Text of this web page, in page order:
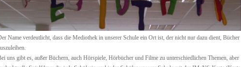
Name verdeutlicht, dass die Mediothek in unserer Schule ein Ort ist, der nicht nur dazu dient, Bücher
uns gibt es, außer Büchern, auch Hörspiele, Hörbücher und Filme zu unterschiedlichen Themen, aber